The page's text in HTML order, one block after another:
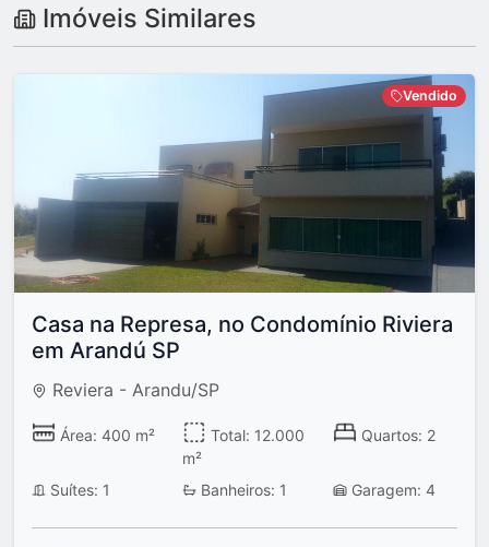
Imóveis Similares
Vendido
Casa na Represa, no Condomínio Riviera
em Arandú SP
Reviera - Arandu/SP
Área: 400 m²
Total: 12.000
m²
Quartos: 2
Suítes: 1 Banheiros: 1 Garagem: 4